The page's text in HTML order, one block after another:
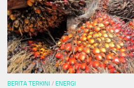
BERITA TERKINI / ENERGI